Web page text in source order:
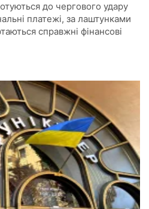
до чергового удару
платежі, за лаштунками
справжні фінансові